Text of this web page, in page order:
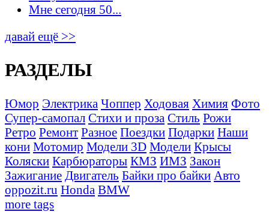
Мне сегодня 50...
давай ещё >>
РАЗДЕЛЫ
Юмор Электрика Чоппер Ходовая Химия Фото
Супер-самопал Стихи и проза Стиль Рожи
Ретро Ремонт Разное Поездки Подарки Наши
кони Мотомир Модели 3D Модели Крысы
Коляски Карбюраторы КМЗ ИМЗ Закон
Зажигание Двигатель Байки про байки Авто
oppozit.ru Honda BMW
more tags